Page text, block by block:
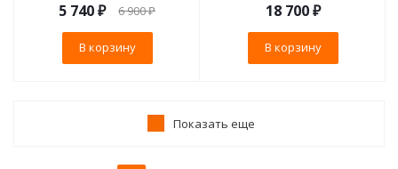
5 740₽ 6 900₽
В корзину
18 700₽
В корзину
Показать еще